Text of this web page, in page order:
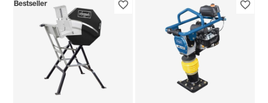
Bestseller